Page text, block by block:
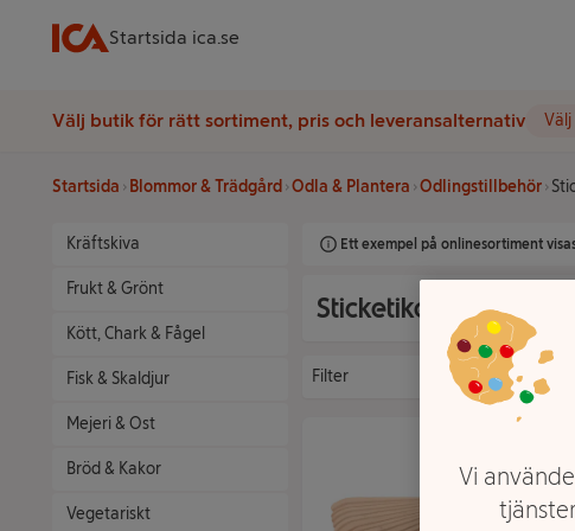
Startsida ica.se
Välj butik för rätt sortiment, pris och leveransalternativ
Startsida Blommor & Trädgård Odla & Plantera Odlingstillbehör
Kräftskiva
Frukt & Grönt
Kött, Chark & Fågel
Fisk & Skaldjur
Mejeri & Ost
Bröd & Kakor
Vegetariskt
Ett exempel på onlinesortiment
Sticketiketter
Filter
Vi